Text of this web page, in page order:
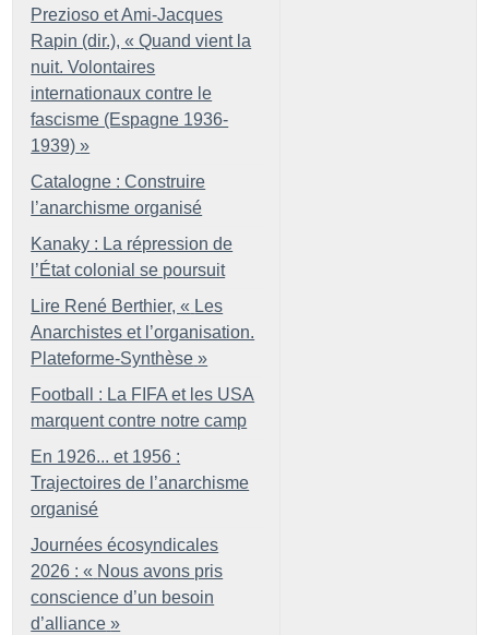
Prezioso et Ami-Jacques
Rapin (dir.), « Quand vient la
nuit. Volontaires
internationaux contre le
fascisme (Espagne 1936-
1939) »
Catalogne : Construire
l’anarchisme organisé
Kanaky : La répression de
l’État colonial se poursuit
Lire René Berthier, « Les
Anarchistes et l’organisation.
Plateforme-Synthèse »
Football : La FIFA et les USA
marquent contre notre camp
En 1926... et 1956 :
Trajectoires de l’anarchisme
organisé
Journées écosyndicales
2026 : « Nous avons pris
conscience d’un besoin
d’alliance »